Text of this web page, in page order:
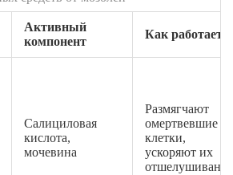
Активный
компонент
Как работает
Салициловая
кислота,
мочевина
Размягчают
омертвевшие
клетки,
ускоряют их
отшелушивание